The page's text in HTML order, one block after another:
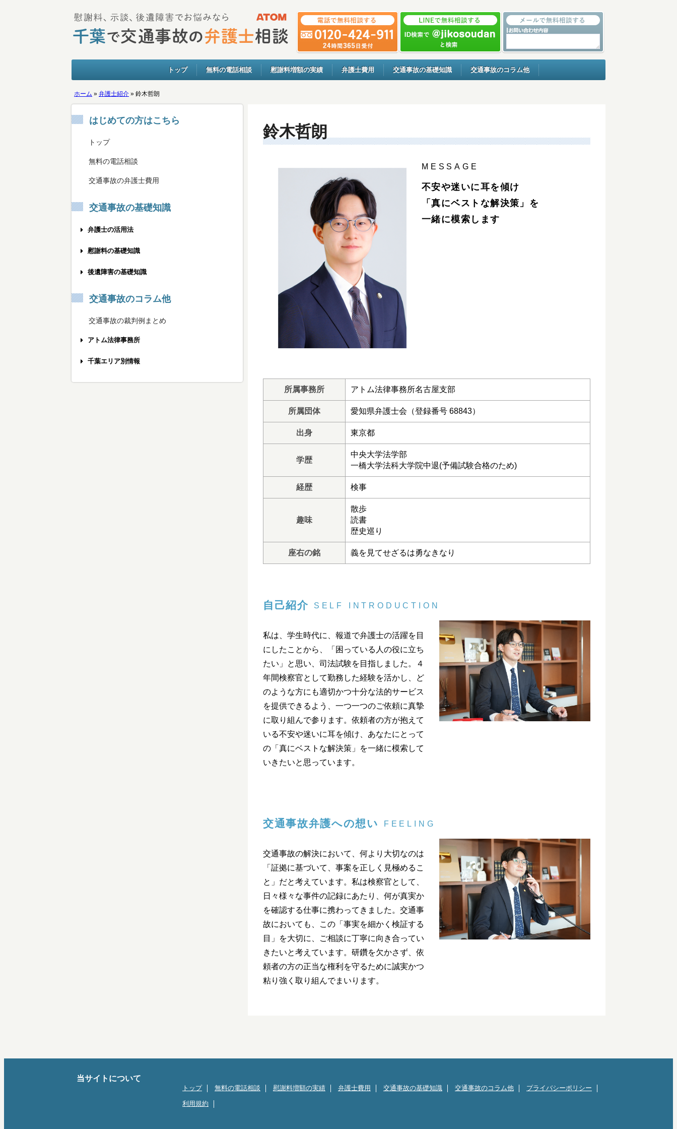
トップ 無料の電話相談 慰謝料増額の実績 弁護士費用 交通事故の基礎知識 交通事故のコラム他
ホーム » 弁護士紹介 » 鈴木哲朗
はじめての方はこちら
トップ
無料の電話相談
交通事故の弁護士費用
交通事故の基礎知識
弁護士の活用法
事故被害者の方へ
弁護士費用の不安を解消するために
弁護士特約を利用する際の注意点
弁護士に相談する最適なタイミング
弁護士との打ち合わせへの持参物
おすすめできる交通事故弁護士とは？
慰謝料の基礎知識
交通事故慰謝料の相場計算機
むちうちの慰謝料を増額する方法
椎間板ヘルニアの慰謝料相場は？
打撲でも慰謝料を請求できるの？
通院3ヶ月の慰謝料の3つの基準
通院6ヶ月の慰謝料を増額するには
後遺障害の基礎知識
後遺障害の認定にかかる期間
骨折後の後遺障害の慰謝料相場
交通事故のコラム他
交通事故の裁判例まとめ
アトム法律事務所
交通事故の弁護士費用
千葉エリア別情報
鈴木哲朗
MESSAGE
不安や迷いに耳を傾け
「真にベストな解決策」を
一緒に模索します
所属事務所 アトム法律事務所名古屋支部
所属団体 愛知県弁護士会（登録番号 68843）
出身 東京都
学歴
中央大学法学部
一橋大学法科大学院中退(予備試験合格のため)
経歴 検事
趣味
散歩
読書
歴史巡り
座右の銘 義を見てせざるは勇なきなり
自己紹介 SELF INTRODUCTION
私は、学生時代に、報道で弁護士の活躍を目
にしたことから、「困っている人の役に立ち
たい」と思い、司法試験を目指しました。４
年間検察官として勤務した経験を活かし、ど
のような方にも適切かつ十分な法的サービス
を提供できるよう、一つ一つのご依頼に真摯
に取り組んで参ります。依頼者の方が抱えて
いる不安や迷いに耳を傾け、あなたにとって
の「真にベストな解決策」を一緒に模索して
いきたいと思っています。
交通事故弁護への想い FEELING
交通事故の解決において、何より大切なのは
「証拠に基づいて、事案を正しく見極めるこ
と」だと考えています。私は検察官として、
日々様々な事件の記録にあたり、何が真実か
を確認する仕事に携わってきました。交通事
故においても、この「事実を細かく検証する
目」を大切に、ご相談に丁寧に向き合ってい
きたいと考えています。研鑽を欠かさず、依
頼者の方の正当な権利を守るために誠実かつ
粘り強く取り組んでまいります。
当サイトについて
トップ 無料の電話相談 慰謝料増額の実績 弁護士費用 交通事故の基礎知識 交通事故のコラム他 プライバシーポリシー
利用規約